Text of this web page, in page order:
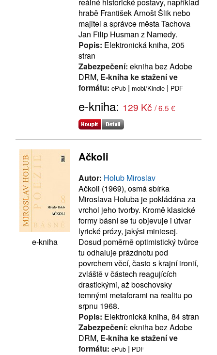
reálné historické postavy, například
hrabě František Arnošt Šlik nebo
majitel a správce města Tachova
Jan Filip Husman z Namedy.
Popis: Elektronická kniha, 205
stran
Zabezpečení: ekniha bez Adobe
DRM, E-kniha ke stažení ve
formátu: ePub | mobi/Kindle | PDF
e-kniha: 129 Kč / 6.5 €
e-kniha
Ačkoli
Autor: Holub Miroslav
Ačkoli (1969), osmá sbírka
Miroslava Holuba je pokládána za
vrchol jeho tvorby. Kromě klasické
formy básní se tu objevuje i útvar
lyrické prózy, jakýsi miniesej.
Dosud poměrně optimistický tvůrce
tu odhaluje prázdnotu pod
povrchem věcí, často s krajní ironií,
zvláště v částech reagujících
drastickými, až boschovsky
temnými metaforami na realitu po
srpnu 1968.
Popis: Elektronická kniha, 84 stran
Zabezpečení: ekniha bez Adobe
DRM, E-kniha ke stažení ve
formátu: ePub | PDF